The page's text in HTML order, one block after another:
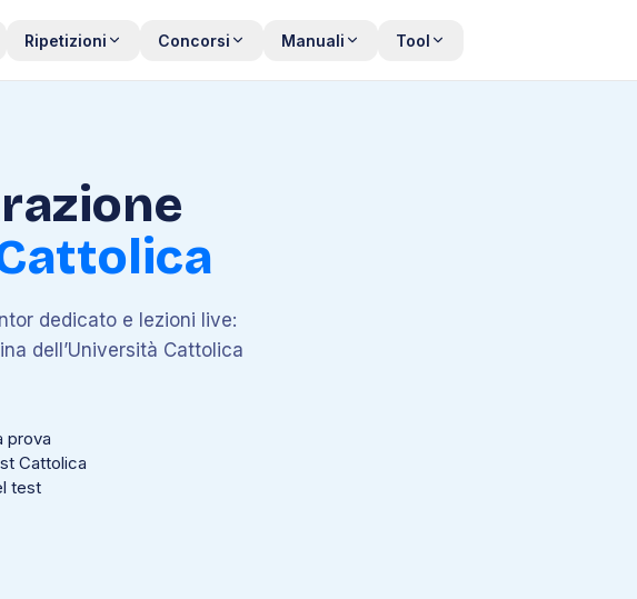
Ripetizioni Concorsi Manuali Tool
dedicato e lezioni live:
dell’Università Cattolica
prova
Cattolica
test